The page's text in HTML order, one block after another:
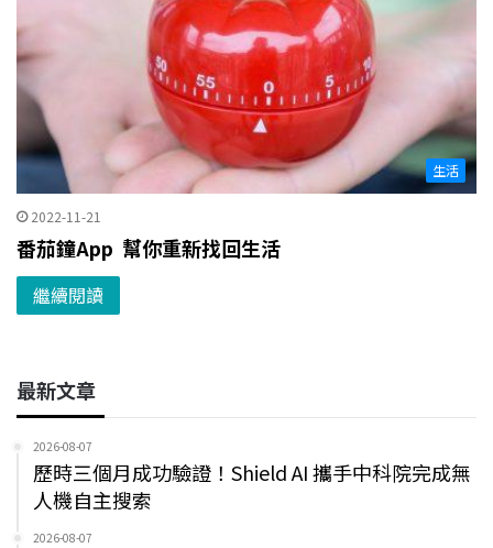
生活
2022-11-21
番茄鐘App 幫你重新找回生活
繼續閱讀
最新文章
2026-08-07
歷時三個月成功驗證！Shield AI 攜手中科院完成無
人機自主搜索
2026-08-07